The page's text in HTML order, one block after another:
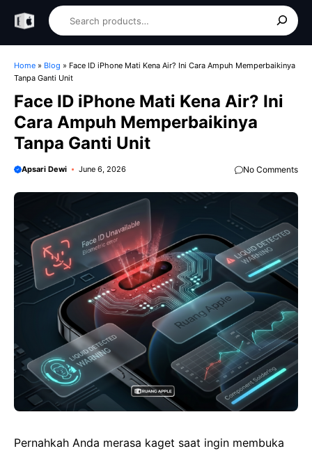
content
Home » Blog » Face ID iPhone Mati Kena Air? Ini Cara Ampuh Memperbaikinya
Tanpa Ganti Unit
Face ID iPhone Mati Kena Air? Ini
Cara Ampuh Memperbaikinya
Tanpa Ganti Unit
Apsari Dewi June 6, 2026 No Comments
Pernahkah Anda merasa kaget saat ingin membuka